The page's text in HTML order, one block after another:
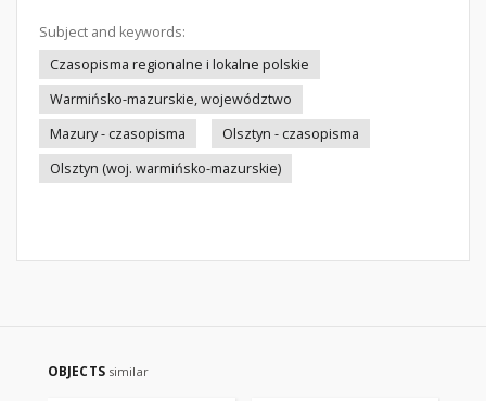
Subject and keywords:
Czasopisma regionalne i lokalne polskie
Warmińsko-mazurskie, województwo
Mazury - czasopisma
Olsztyn - czasopisma
Olsztyn (woj. warmińsko-mazurskie)
OBJECTS similar